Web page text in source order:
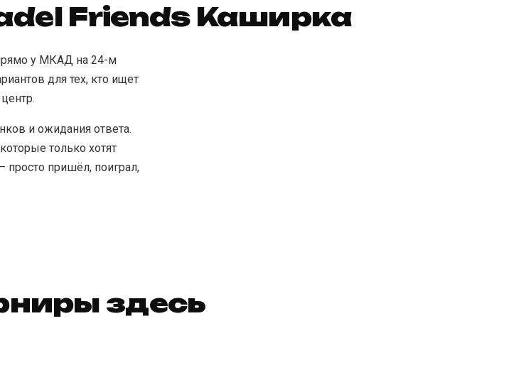
Friends Каширка
у МКАД на 24-м
для тех, кто ищет
и ожидания ответа.
только хотят
просто пришёл, поиграл,
здесь